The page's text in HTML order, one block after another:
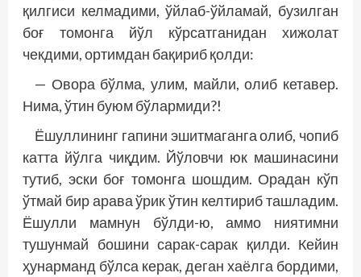
қилгиси келмадими, ўйлаб-ўйламай, бузилган
боғ томонга йўл кўрсатганидан хижолат
чекдими, ортимдан бақириб қолди:
— Овора бўлма, улим, майли, олиб кетавер.
Нима, ўтин буюм бўлармиди?!
Ёшуллининг гапини эшитмаганга олиб, чопиб
катта йўлга чиқдим. Йўловчи юк машинасини
тутиб, эски боғ томонга шошдим. Орадан кўп
ўтмай бир арава ўрик ўтин келтириб ташладим.
Ёшулли мамнун бўлди-ю, аммо ниятимни
тушунмай бошини сарак-сарак қилди. Кейин
ҳунарманд бўлса керак, деган хаёлга бордими,